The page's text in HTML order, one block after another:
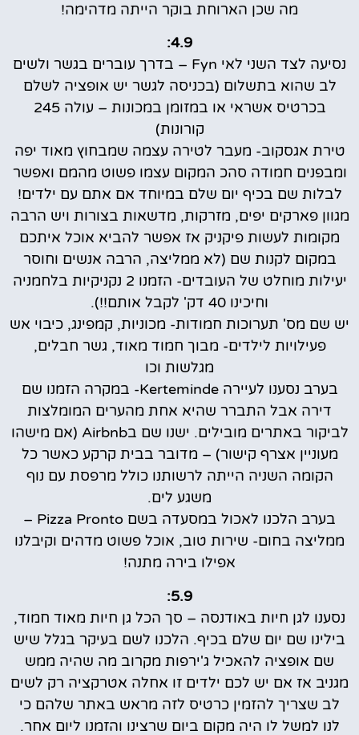
מה שכן הארוחת בוקר הייתה מדהימה!
4.9:
נסיעה לצד השני לאי Fyn – בדרך עוברים בגשר ולשים
לב שהוא בתשלום (בכניסה לגשר יש אופציה לשלם
בכרטיס אשראי או במזומן במכונות – עולה 245
קורונות)
טירת אגסקוב- מעבר לטירה עצמה שמבחוץ מאוד יפה
ומבפנים חמודה סהכ המקום עצמו פשוט מהמם ואפשר
לבלות שם בכיף יום שלם במיוחד אם אתם עם ילדים!
מגוון פארקים יפים, מזרקות, מדשאות בצורות ויש הרבה
מקומות לעשות פיקניק אז אפשר להביא אוכל איתכם
במקום לקנות שם (לא ממליצה, הרבה אנשים וחוסר
יעילות מוחלט של העובדים- הזמנו 2 נקניקיות בלחמניה
וחיכינו 40 דק' לקבל אותם!!).
יש שם מס' תערוכות חמודות- מכוניות, קמפינג, כיבוי אש
פעילויות לילדים- מבוך חמוד מאוד, גשר חבלים,
מגלשות וכו
בערב נסענו לעיירה Kerteminde- במקרה הזמנו שם
דירה אבל התברר שהיא אחת מהערים המומלצות
לביקור באתרים מובילים. ישנו שם בAirbnb (אם מישהו
מעוניין אצרף קישור) – מדובר בבית קרקע כאשר כל
הקומה השניה הייתה לרשותנו כולל מרפסת עם נוף
משגע לים.
בערב הלכנו לאכול במסעדה בשם Pizza Pronto –
ממליצה בחום- שירות טוב, אוכל פשוט מדהים וקיבלנו
אפילו בירה מתנה!
5.9:
נסענו לגן חיות באודנסה – סך הכל גן חיות מאוד חמוד,
בילינו שם יום שלם בכיף. הלכנו לשם בעיקר בגלל שיש
שם אופציה להאכיל ג'ירפות מקרוב מה שהיה ממש
מגניב אז אם יש לכם ילדים זו אחלה אטרקציה רק לשים
לב שצריך להזמין כרטיס לזה מראש באתר שלהם כי
לנו למשל לו היה מקום ביום שרצינו והזמנו ליום אחר.